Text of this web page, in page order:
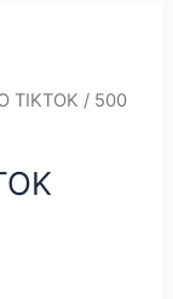
TIKTOK / 500